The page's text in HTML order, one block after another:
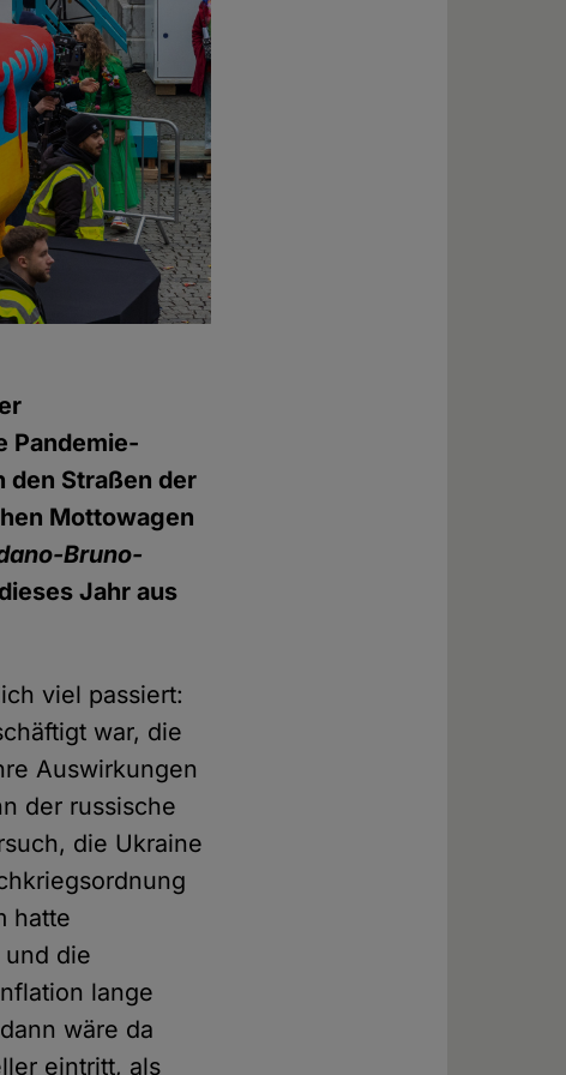
Pandemie-
den Straßen der
Mottowagen
Bruno-
Jahr aus
viel passiert:
war, die
Auswirkungen
der russische
die Ukraine
hatte
die
lange
wäre da
eintritt, als